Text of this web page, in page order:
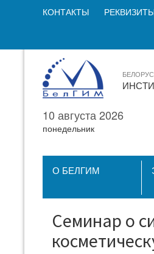
КОНТАКТЫ
10 августа 2026
понедельник
О БЕЛГИМ
Семинар о